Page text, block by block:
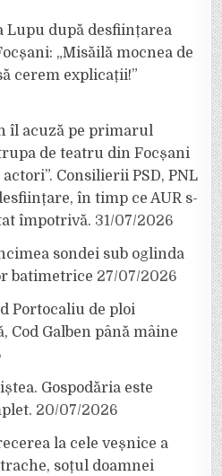
Lupu după desființarea
„Misăilă mocnea de
cerem explicații!”
îl acuză pe primarul
de teatru din Focșani
Consilierii PSD, PNL
în timp ce AUR s-
împotrivă. 31/07/2026
sondei sub oglinda
batimetrice 27/07/2026
Portocaliu de ploi
Cod Galben până mâine
Gospodăria este
20/07/2026
la cele veșnice a
soțul doamnei